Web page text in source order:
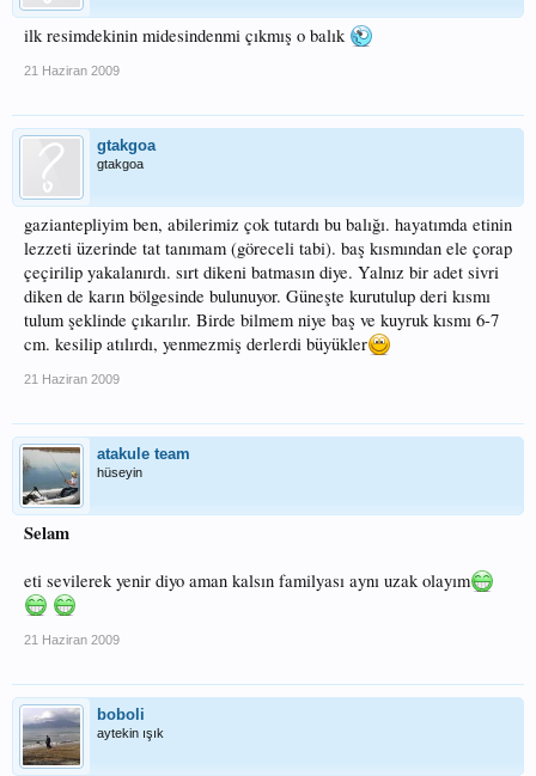
ilk resimdekinin midesindenmi çıkmış o balık
21 Haziran 2009
gtakgoa
gtakgoa
gaziantepliyim ben, abilerimiz çok tutardı bu balığı. hayatımda etinin
lezzeti üzerinde tat tanımam (göreceli tabi). baş kısmından ele çorap
çeçirilip yakalanırdı. sırt dikeni batmasın diye. Yalnız bir adet sivri
diken de karın bölgesinde bulunuyor. Güneşte kurutulup deri kısmı
tulum şeklinde çıkarılır. Birde bilmem niye baş ve kuyruk kısmı 6-7
cm. kesilip atılırdı, yenmezmiş derlerdi büyükler
21 Haziran 2009
atakule team
hüseyin
Selam
eti sevilerek yenir diyo aman kalsın familyası aynı uzak olayım
21 Haziran 2009
boboli
aytekin ışık